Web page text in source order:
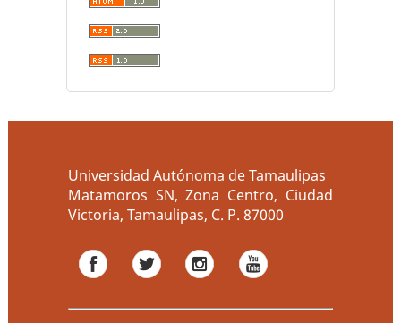
Universidad Autónoma de Tamaulipas
Matamoros SN, Zona Centro, Ciudad
Victoria, Tamaulipas, C. P. 87000